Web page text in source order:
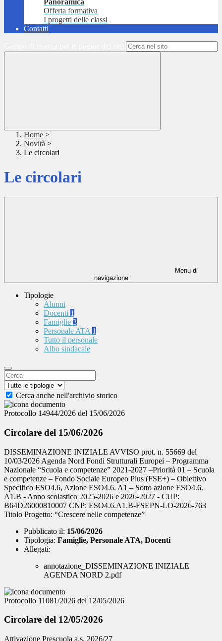
Panoramica
Offerta formativa
I progetti delle classi
Contatti
Home >
Novità >
Le circolari
Le circolari
Menu di
navigazione
Tipologie
Alunni
Docenti 1
Famiglie 3
Personale ATA 1
Tutto il personale
Albo sindacale
Cerca anche nell'archivio storico
Protocollo 14944/2026 del 15/06/2026
Circolare del 15/06/2026
DISSEMINAZIONE INIZIALE AVVISO prot. n. 55669 del
10/03/2026 Agenda Nord Fondi Strutturali Europei – Programma
Nazionale “Scuola e competenze” 2021-2027 –Priorità 01 – Scuola
e competenze – Fondo Sociale Europeo Plus (FSE+) – Obiettivo
Specifico ESO4.6, Azione ESO4.6. A1 – Sotto azione ESO4.6.
A1.B - Anno scolastico 2025-2026 e 2026-2027 - CUP:
B64D26000810007 CNP: ESO4.6.A1.B-FSEPN-LO-2026-763
Titolo Progetto: “Crescere nelle competenze”
Pubblicato il: 15/06/2026
Tipologia: Famiglie, Personale ATA, Docenti
Allegati:
annotazione_DISSEMINAZIONE INIZIALE
AGENDA NORD 2.pdf
Protocollo 11081/2026 del 12/05/2026
Circolare del 12/05/2026
Attivazione Prescuola a.s. 2026/27